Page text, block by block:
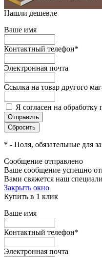
Нашли дешевле
Ваше имя
Контактный телефон*
Электронная почта
Ссылка на товар другого
Я согласен на
* - Поля, обязательные для
Сообщение отправлено
Ваше сообщение успешно
Вами свяжется наш
Закрыть окно
Купить в 1 клик
Ваше имя
Контактный телефон*
Электронная почта